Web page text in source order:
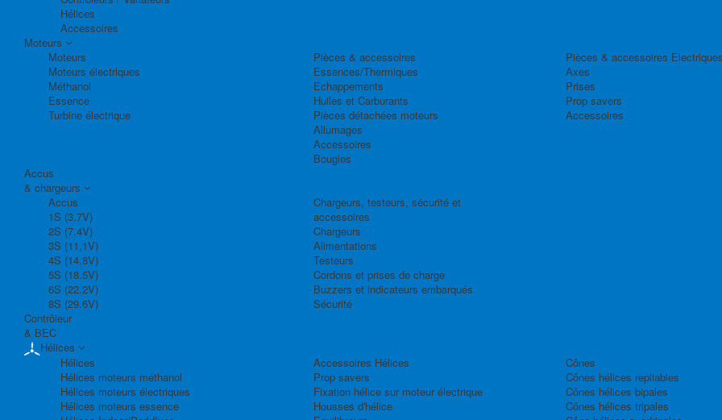
Hélices
Accessoires
Moteurs
Moteurs
Moteurs électriques
Méthanol
Essence
Turbine électrique
Pièces & accessoires
Essences/Thermiques
Echappements
Huiles et Carburants
Pièces détachées moteurs
Allumages
Accessoires
Bougies
Pièces & accessoires
Axes
Prises
Prop savers
Accessoires
Accus
& chargeurs
Accus
1S (3.7V)
2S (7.4V)
3S (11,1V)
4S (14.8V)
5S (18.5V)
6S (22.2V)
8S (29.6V)
Chargeurs, testeurs, sécurité et
accessoires
Chargeurs
Alimentations
Testeurs
Cordons et prises de charge
Buzzers et indicateurs embarqués
Sécurité
Contrôleur
& BEC
Hélices
Hélices
Hélices moteurs méthanol
Hélices moteurs électriques
Hélices moteurs essence
Accessoires Hélices
Prop savers
Fixation hélice sur moteur électrique
Housses d'hélice
Cônes
Cônes hélices repliables
Cônes hélices bipales
Cônes hélices tripales